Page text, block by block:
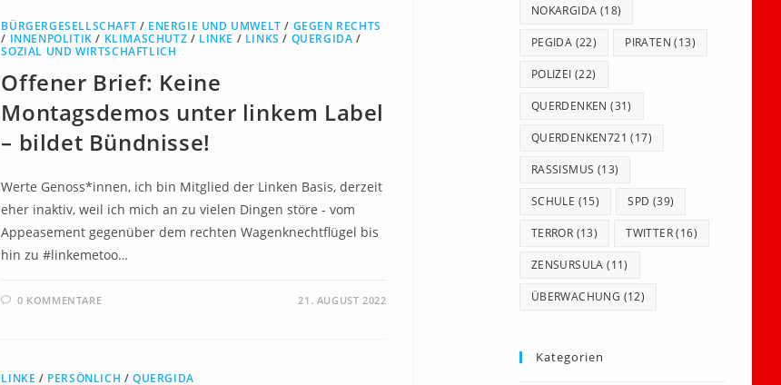
BÜRGERGESELLSCHAFT / ENERGIE UND UMWELT / GEGEN RECHTS
/ INNENPOLITIK / KLIMASCHUTZ / LINKE / LINKS / QUERGIDA /
SOZIAL UND WIRTSCHAFTLICH
Offener Brief: Keine
Montagsdemos unter linkem Label
– bildet Bündnisse!
Werte Genoss*innen, ich bin Mitglied der Linken Basis, derzeit
eher inaktiv, weil ich mich an zu vielen Dingen störe - vom
Appeasement gegenüber dem rechten Wagenknechtflügel bis
hin zu #linkemetoo…
0 KOMMENTARE 21. AUGUST 2022
LINKE / PERSÖNLICH / QUERGIDA
NOKARGIDA (18)
PEGIDA (22) PIRATEN (13)
POLIZEI (22)
QUERDENKEN (31)
QUERDENKEN721 (17)
RASSISMUS (13)
SCHULE (15) SPD (39)
TERROR (13) TWITTER(16)
ZENSURSULA (11)
ÜBERWACHUNG (12)
Kategorien